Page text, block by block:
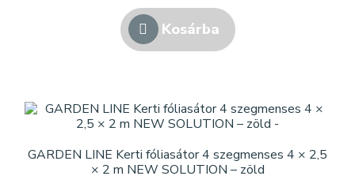
Kosárba
GARDEN LINE Kerti fóliasátor 4 szegmenses 4 × 2,5
× 2 m NEW SOLUTION – zöld